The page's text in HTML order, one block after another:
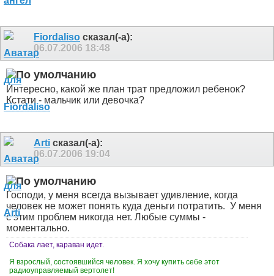
Fiordaliso сказал(-а):
06.07.2006 18:48
Интересно, какой же план трат предложил ребенок?
Кстати - мальчик или девочка?
Arti сказал(-а):
06.07.2006 19:04
Господи, у меня всегда вызывает удивление, когда
человек не может понять куда деньги потратить. У меня
с этим проблем никогда нет. Любые суммы -
моментально.
Собака лает, караван идет.
Я взрослый, состоявшийся человек. Я хочу купить себе этот
радиоуправляемый вертолет!